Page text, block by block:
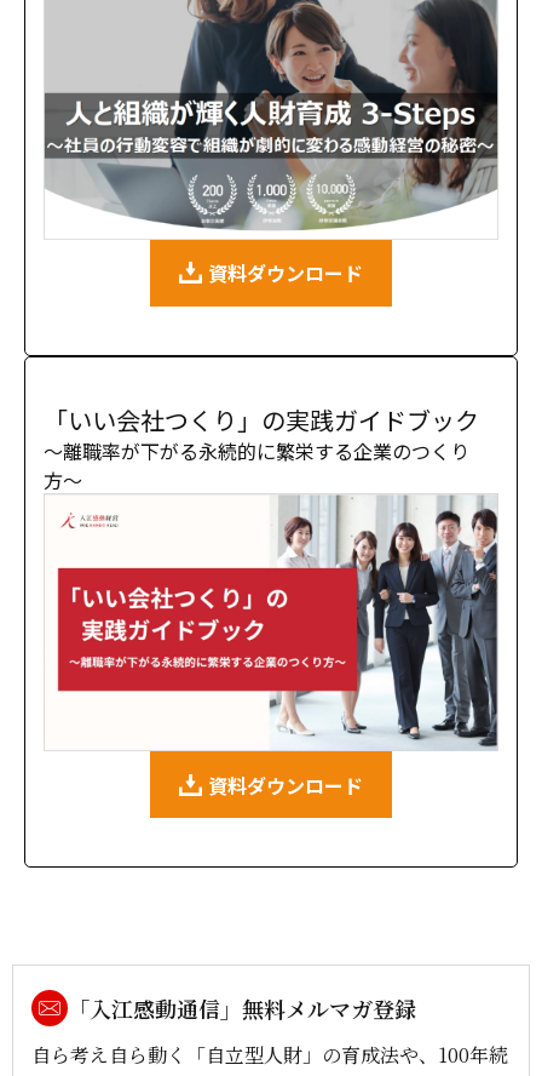
資料ダウンロード
「いい会社つくり」の実践ガイドブック
〜離職率が下がる永続的に繁栄する企業のつくり
方〜
資料ダウンロード
「入江感動通信」無料メルマガ登録
自ら考え自ら動く「自立型人財」の育成法や、100年続